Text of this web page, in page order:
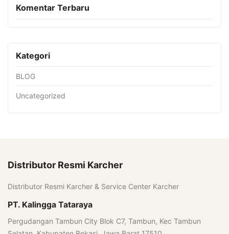
Komentar Terbaru
Kategori
BLOG
Uncategorized
Distributor Resmi Karcher
Distributor Resmi Karcher & Service Center Karcher
PT. Kalingga Tataraya
Pergudangan Tambun City Blok C7, Tambun, Kec Tambun